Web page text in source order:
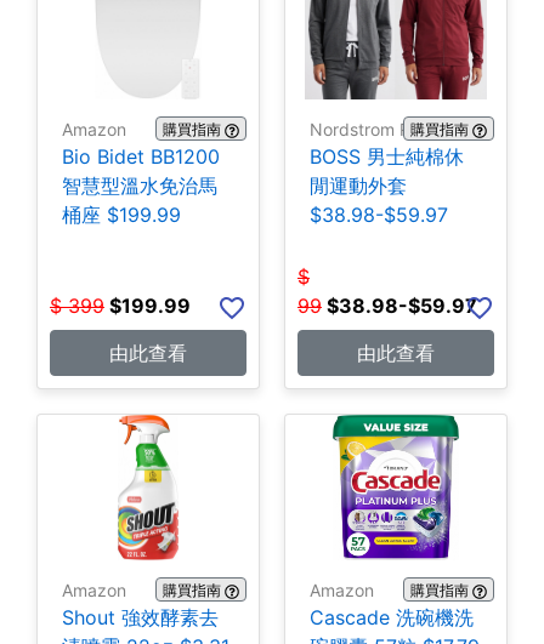
Amazon 購買指南
Bio Bidet BB1200
智慧型溫水免治馬
桶座 $199.99
$ 399 $199.99
由此查看
Nordstrom Rack購買指南
BOSS 男士純棉休
閒運動外套
$38.98-$59.97
$
99 $38.98-$59.97
由此查看
Amazon 購買指南
Shout 強效酵素去
Amazon 購買指南
Cascade 洗碗機洗